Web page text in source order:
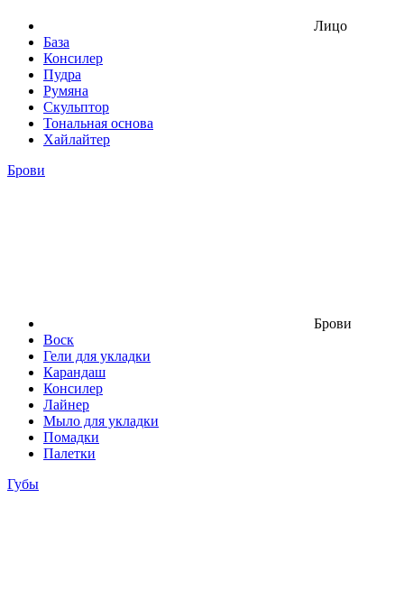
Лицо
База
Консилер
Пудра
Румяна
Скульптор
Тональная основа
Хайлайтер
Брови
Брови
Воск
Гели для укладки
Карандаш
Консилер
Лайнер
Мыло для укладки
Помадки
Палетки
Губы